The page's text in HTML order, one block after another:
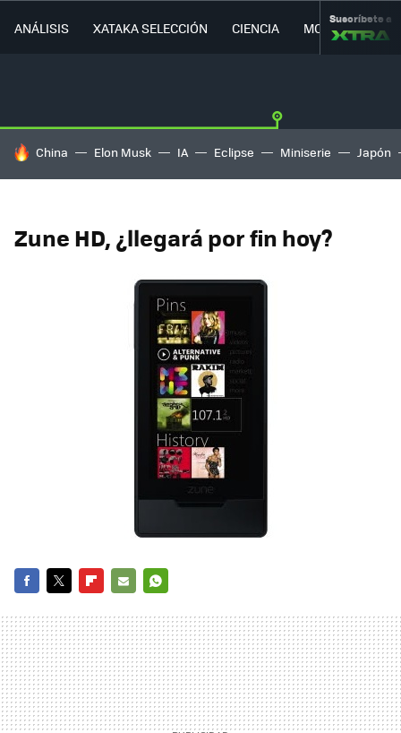
ANÁLISIS XATAKA SELECCIÓN CIENCIA MOVILIDAD
Suscríbete a
HOY SE HABLA DE
China Elon Musk IA Eclipse Miniserie Japón
Zune HD, ¿llegará por fin hoy?
MAIL